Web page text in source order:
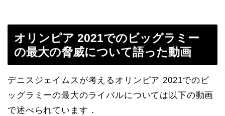
オリンピア 2021でのビッグラミー
の最大の脅威について語った動画
デニスジェイムスが考えるオリンピア 2021でのビ
ッグラミーの最大のライバルについては以下の動画
で述べられています．